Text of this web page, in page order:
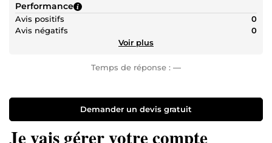
Performance
Avis positifs
0
Avis négatifs
0
Voir plus
Temps de réponse : —
Demander un devis gratuit
Je vais gérer votre compte